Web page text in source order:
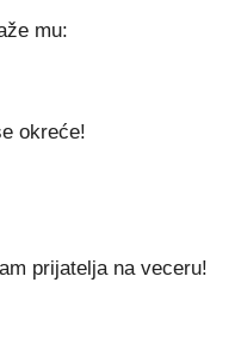
mu:
okreće!
prijatelja na veceru!